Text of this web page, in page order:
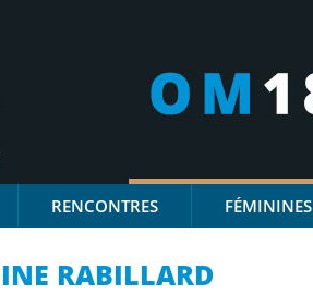
RENCONTRES FÉMININES
RABILLARD